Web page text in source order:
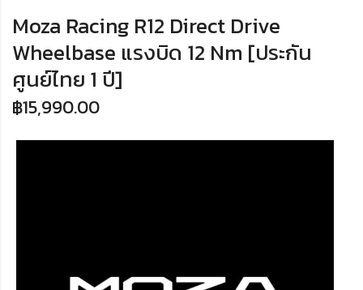
Moza Racing R12 Direct Drive
Wheelbase แรงบิด 12 Nm [ประกัน
ศูนย์ไทย 1 ปี]
฿15,990.00